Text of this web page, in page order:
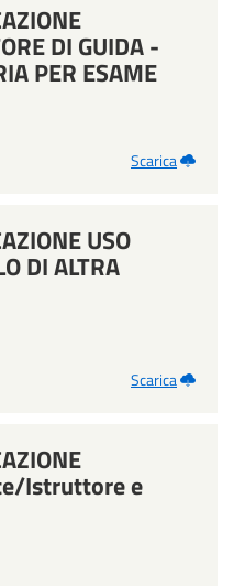
DI GUIDA -
PER ESAME
Scarica
USO
DI ALTRA
Scarica
Istruttore e